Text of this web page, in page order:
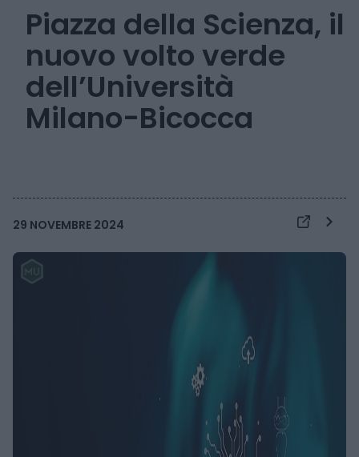
Piazza della Scienza, il
nuovo volto verde
dell’Università
Milano-Bicocca
29 NOVEMBRE 2024